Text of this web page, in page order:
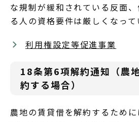
な規制が緩和されている反面
る人の資格要件は厳しくなって
利用権設定等促進事業
18条第6項解約通知（農
約する場合）
農地の賃貸借を解約するため